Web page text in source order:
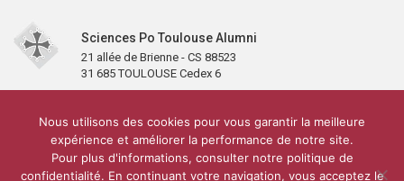
Sciences Po Toulouse Alumni
21 allée de Brienne - CS 88523
31 685 TOULOUSE Cedex 6
Partenaires et soutiens
Lettre d’information
Réseaux sociaux
Sciences Po Toulouse
Carré Alumni de la bibliothèque de Sciences Po Toulouse
10 000 diplômés
Réseau ScPo
Mentions légales Politique de confidentialité Plan du site
Nous utilisons des cookies pour vous garantir la meilleure
expérience et améliorer la performance de notre site.
Pour plus d'informations, consulter notre politique de
confidentialité. En continuant votre navigation, vous acceptez le